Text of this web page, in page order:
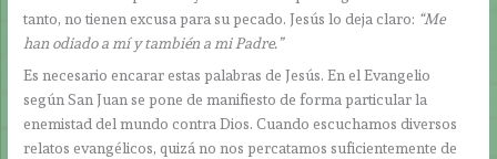
tanto, no tienen excusa para su pecado. Jesús lo deja claro: “Me
han odiado a mí y también a mi Padre.”
Es necesario encarar estas palabras de Jesús. En el Evangelio
según San Juan se pone de manifiesto de forma particular la
enemistad del mundo contra Dios. Cuando escuchamos diversos
relatos evangélicos, quizá no nos percatamos suficientemente de